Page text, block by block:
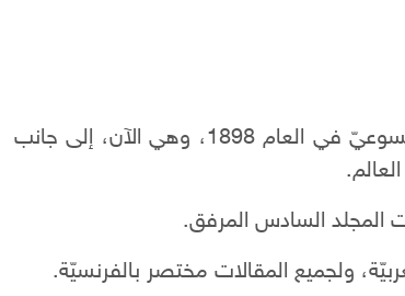
أسّس المجلّة العلاّمة الأب لويس شيخو اليسوعيّ في العام 1898، وهي الآن، إلى جانب
المجلد السادس المرفق.
ولجميع المقالات مختصر بالفرنسيّة.